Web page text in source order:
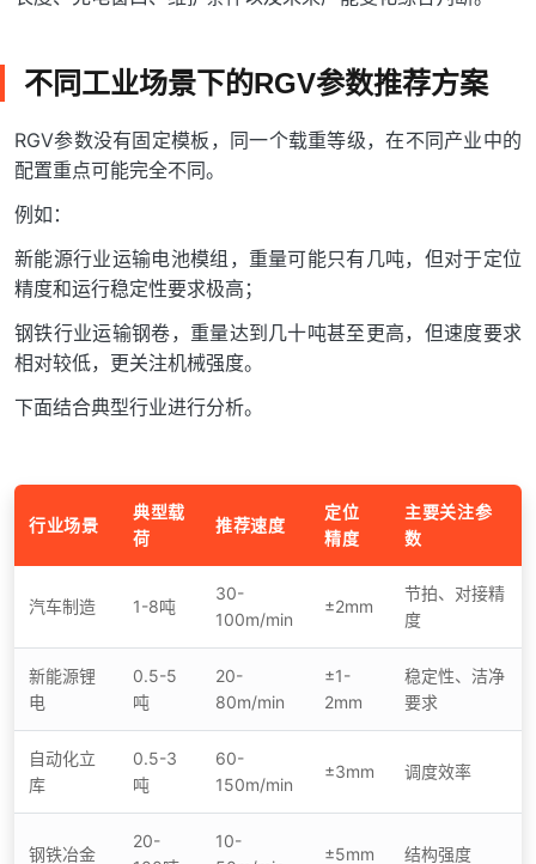
不同工业场景下的RGV参数推荐方案
RGV参数没有固定模板，同一个载重等级，在不同产业中的
配置重点可能完全不同。
例如：
新能源行业运输电池模组，重量可能只有几吨，但对于定位
精度和运行稳定性要求极高；
钢铁行业运输钢卷，重量达到几十吨甚至更高，但速度要求
相对较低，更关注机械强度。
下面结合典型行业进行分析。
行业场景
典型载
荷
推荐速度
定位
精度
主要关注参
数
汽车制造 1-8吨
30-
100m/min
±2mm
节拍、对接精
度
新能源锂
电
0.5-5
吨
20-
80m/min
±1-
2mm
稳定性、洁净
要求
自动化立
库
0.5-3
吨
60-
150m/min
±3mm 调度效率
钢铁冶金
20-
10-
±5mm 结构强度